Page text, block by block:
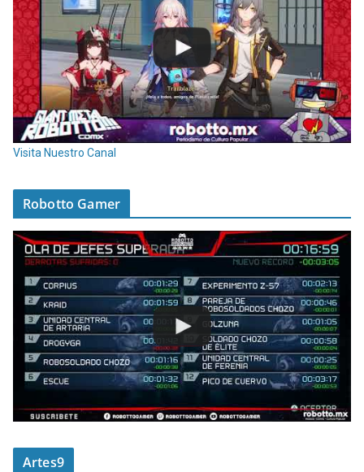
Visita Nuestro Canal
Robotto Gamer
Artes9